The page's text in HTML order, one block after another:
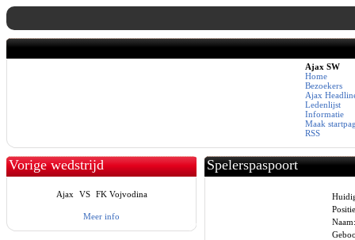
Ajax SW
Home
Bezoekers
Ajax
Ledenlijst
Informatie
Maak
RSS
Vorige wedstrijd
Ajax VS FK Vojvodina
Meer info
Spelerspaspoort
Naam: